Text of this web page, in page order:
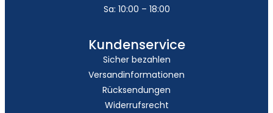
Sa: 10:00 – 18:00
Kundenservice
Sicher bezahlen
Versandinformationen
Rücksendungen
Widerrufsrecht